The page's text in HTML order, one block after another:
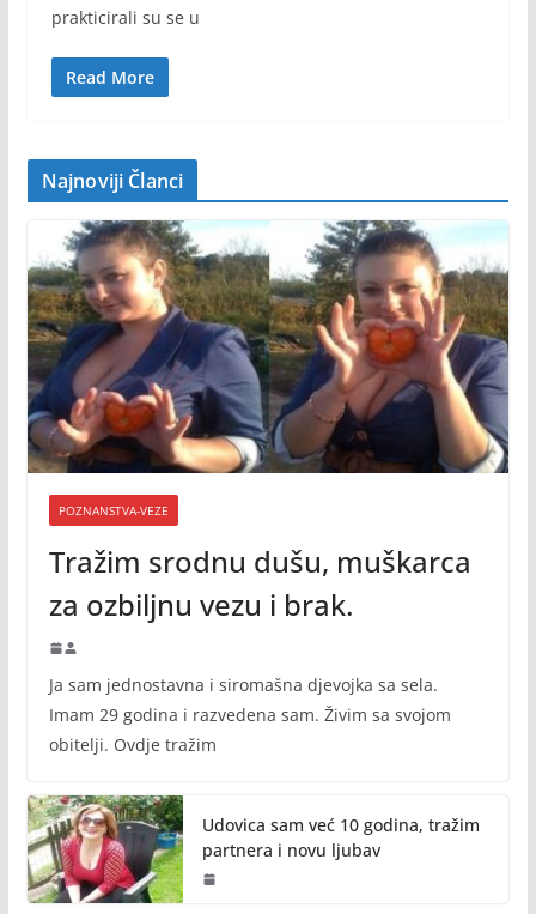
prakticirali su se u
Read More
Najnoviji Članci
POZNANSTVA-VEZE
Tražim srodnu dušu, muškarca
za ozbiljnu vezu i brak.
Ja sam jednostavna i siromašna djevojka sa sela.
Imam 29 godina i razvedena sam. Živim sa svojom
obitelji. Ovdje tražim
Udovica sam već 10 godina, tražim
partnera i novu ljubav